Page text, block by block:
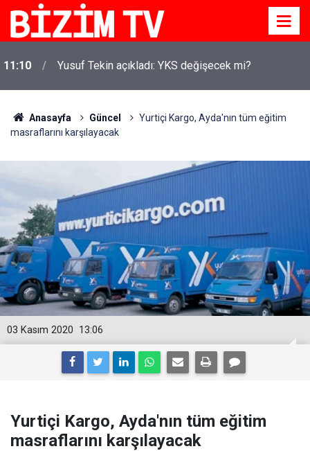
11:10 Yusuf Tekin açıkladı: YKS değişecek mi?
Anasayfa Güncel
Yurtiçi Kargo, Ayda'nın tüm eğitim
masraflarını karşılayacak
13:06
03 Kasım 2020
Yurtiçi Kargo, Ayda'nın tüm eğitim
masraflarını karşılayacak